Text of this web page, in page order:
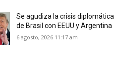
Se agudiza la crisis diplomática
de Brasil con EEUU y Argentina
6 agosto, 2026 11:17 am